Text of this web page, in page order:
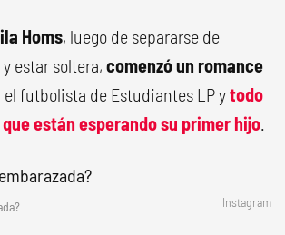
Homs, luego de separarse de
estar soltera, comenzó un romance
el futbolista de Estudiantes LP ytodo
están esperando su primer hijo.
Instagram